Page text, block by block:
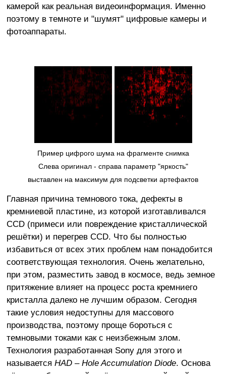
камерой как реальная видеоинформация. Именно
поэтому в темноте и "шумят" цифровые камеры и
фотоаппараты.
Пример цифрого шума на фрагменте снимка
Слева оригинал - справа параметр "яркость"
выставлен на максимум для подсветки артефактов
Главная причина темнового тока, дефекты в
кремниевой пластине, из которой изготавливался
CCD (примеси или повреждение кристаллической
решётки) и перегрев CCD. Что бы полностью
избавиться от всех этих проблем нам понадобится
соответствующая технология. Очень желательно,
при этом, разместить завод в космосе, ведь земное
притяжение влияет на процесс роста кремниего
кристалла далеко не лучшим образом. Сегодня
такие условия недоступны для массового
производства, поэтому проще бороться с
темновыми токами как с неизбежным злом.
Технология разработанная Sony для этого и
называется HAD – Hole Accumulation Diode. Основа